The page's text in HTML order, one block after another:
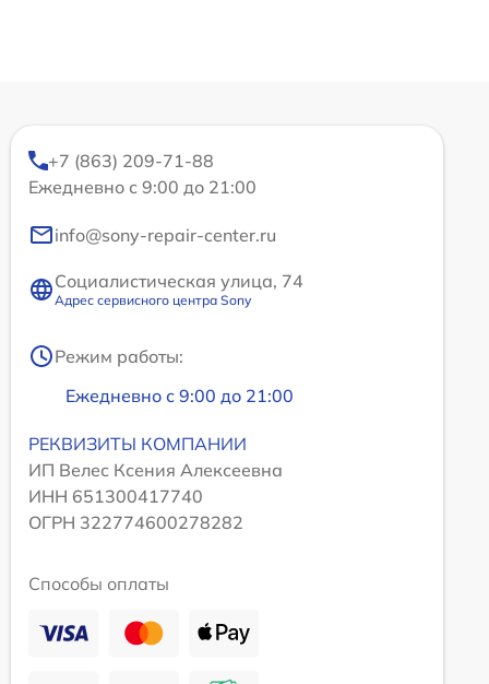
+7 (863) 209-71-88
Ежедневно с 9:00 до 21:00
info@sony-repair-center.ru
Социалистическая улица, 74
Адрес сервисного центра Sony
Режим работы:
Ежедневно с 9:00 до 21:00
РЕКВИЗИТЫ КОМПАНИИ
ИП Велес Ксения Алексеевна
ИНН 651300417740
ОГРН 322774600278282
Способы оплаты